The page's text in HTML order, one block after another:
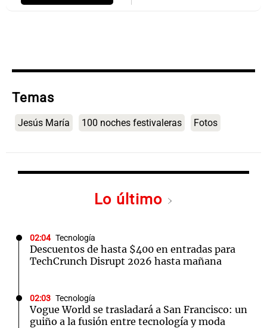
Temas
Jesús María 100 noches festivaleras Fotos
Lo último
02:04 Tecnología
Descuentos de hasta $400 en entradas para
TechCrunch Disrupt 2026 hasta mañana
02:03 Tecnología
Vogue World se trasladará a San Francisco: un
guiño a la fusión entre tecnología y moda